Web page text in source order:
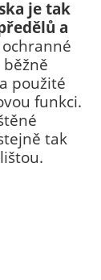
je tak
a
použité
funkci.
tak